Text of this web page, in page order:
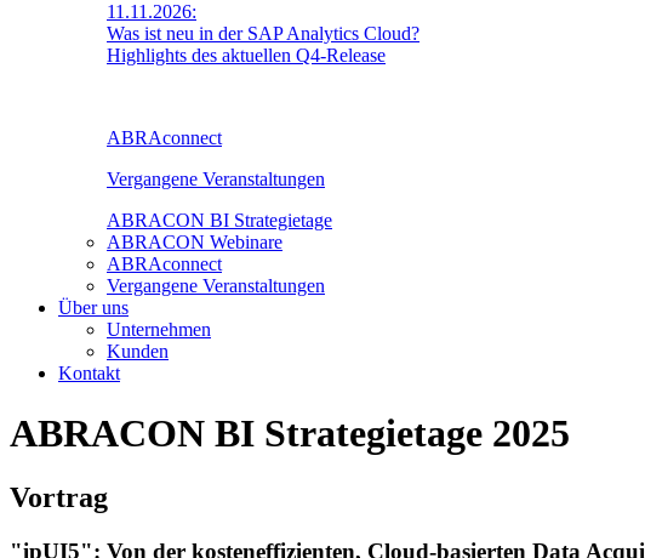
11.11.2026:
Was ist neu in der SAP Analytics Cloud?
Highlights des aktuellen Q4-Release
ABRAconnect
Vergangene Veranstaltungen
ABRACON BI Strategietage
ABRACON Webinare
ABRAconnect
Vergangene Veranstaltungen
Über uns
Unternehmen
Kunden
Kontakt
ABRACON BI Strategietage 2025
Vortrag
"ipUI5": Von der kosteneffizienten, Cloud-basierten Data